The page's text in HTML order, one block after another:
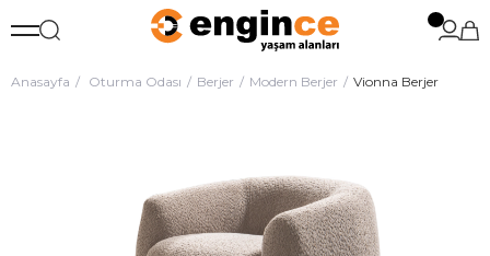
Anasayfa Oturma Odası Berjer Modern Berjer Vionna Berjer